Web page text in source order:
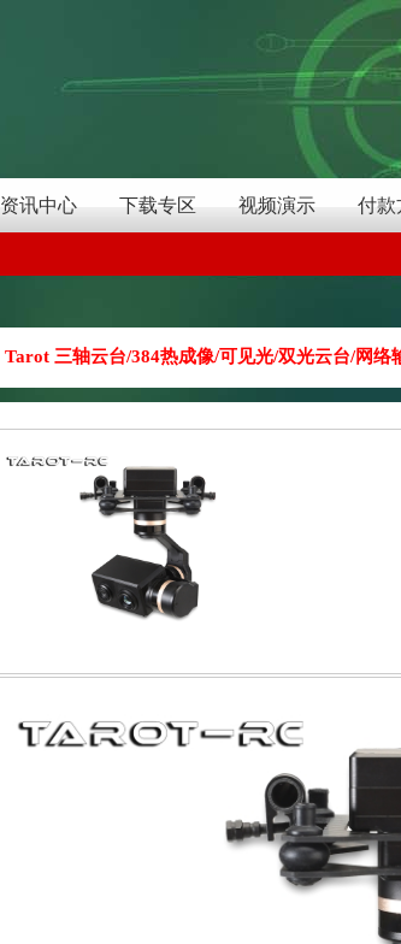
资讯中心 下载专区 视频演示 付款
Tarot 三轴云台/384热成像/可见光/双光云台/网络